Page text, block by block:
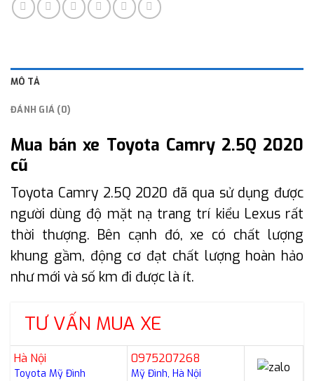
MÔ TẢ
ĐÁNH GIÁ (0)
Mua bán xe Toyota Camry 2.5Q 2020
cũ
Toyota Camry 2.5Q 2020 đã qua sử dụng được
người dùng độ mặt nạ trang trí kiểu Lexus rất
thời thượng. Bên cạnh đó, xe có chất lượng
khung gầm, động cơ đạt chất lượng hoàn hảo
như mới và số km đi được là ít.
TƯ VẤN MUA XE
Hà Nội
Toyota Mỹ Đình
0975207268
Mỹ Đình, Hà Nội